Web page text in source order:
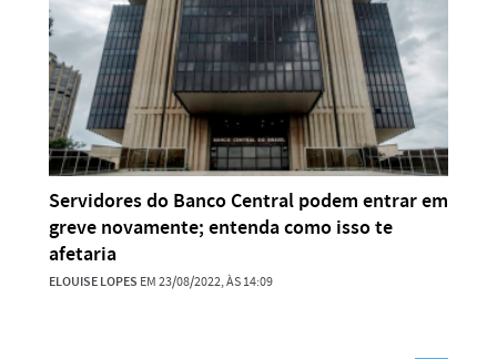
Servidores do Banco Central podem entrar em
greve novamente; entenda como isso te
afetaria
ELOUISE LOPES EM 23/08/2022, ÀS 14:09